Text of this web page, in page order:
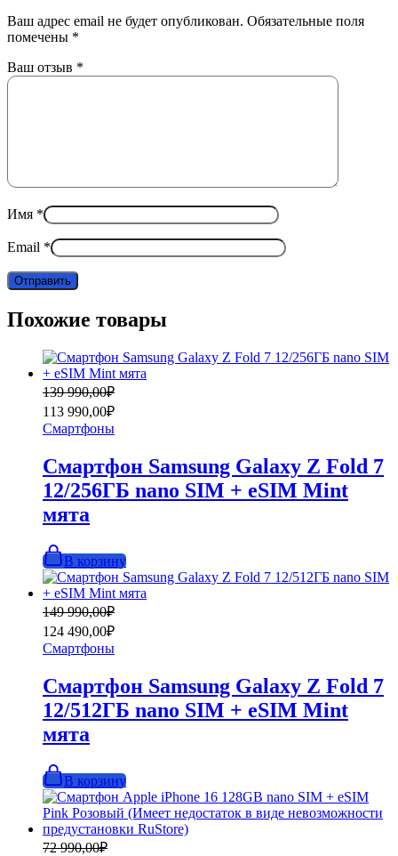
Ваш адрес email не будет опубликован. Обязательные поля
помечены *
Ваш отзыв *
Имя *
Email *
Похожие товары
139 990,00₽
Первоначальная
цена
составляла
139
113 990,00₽
Текущая
цена:
113
990,00₽.
Смартфоны
Смартфон Samsung Galaxy Z Fold 7
12/256ГБ nano SIM + eSIM Mint
мята
В корзину
149 990,00₽
Первоначальная
цена
составляла
149
124 490,00₽
Текущая
цена:
124
490,00₽.
Смартфоны
Смартфон Samsung Galaxy Z Fold 7
12/512ГБ nano SIM + eSIM Mint
мята
В корзину
72 990,00₽
Первоначальная
Текущая